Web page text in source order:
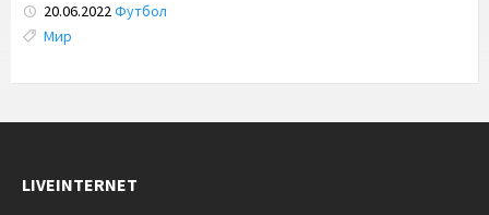
20.06.2022Футбол
Tags:
Мир
LIVEINTERNET